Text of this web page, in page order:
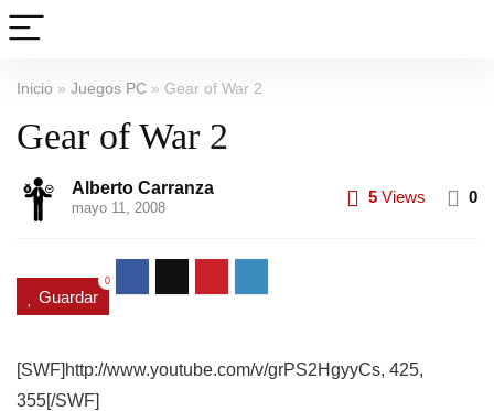
Inicio » Juegos PC » Gear of War 2
Gear of War 2
Alberto Carranza
mayo 11, 2008
5 Views 0
Guardar
0
[SWF]http://www.youtube.com/v/grPS2HgyyCs, 425,
355[/SWF]